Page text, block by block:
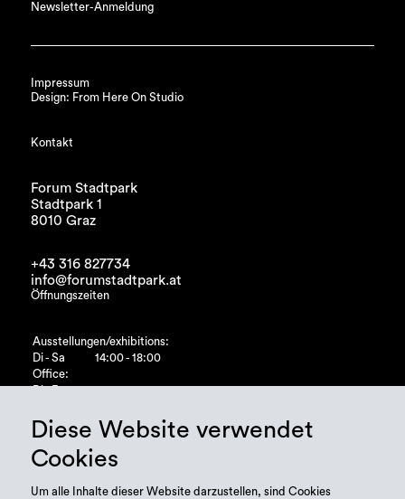
Newsletter-Anmeldung
Impressum
Design: From Here On Studio
Kontakt
Forum Stadtpark
Stadtpark 1
8010 Graz
+43 316 827734
info@forumstadtpark.at
Öffnungszeiten
Ausstellungen/exhibitions:
Di - Sa
14:00 - 18:00
Office:
Diese Website verwendet
Cookies
Um alle Inhalte dieser Website darzustellen, sind Cookies